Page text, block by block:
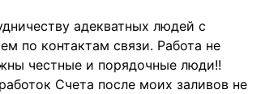
адекватных людей с
по контактам связи. Работа не
честные и порядочные люди!!
Счета после моих заливов не